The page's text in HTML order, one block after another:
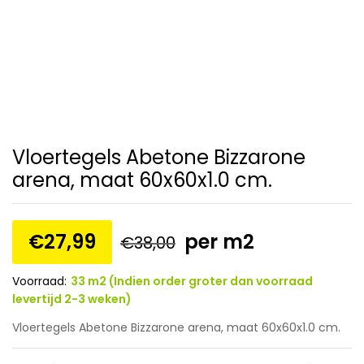
Vloertegels Abetone Bizzarone
arena, maat 60x60x1.0 cm.
€27,99 €38,00 per m2
Voorraad: 33 m2 (Indien order groter dan voorraad
levertijd 2-3 weken)
Vloertegels Abetone Bizzarone arena, maat 60x60x1.0 cm.